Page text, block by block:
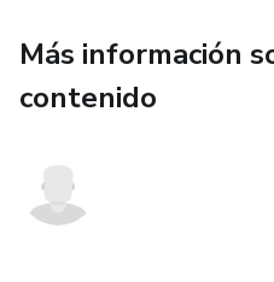
Más información
contenido